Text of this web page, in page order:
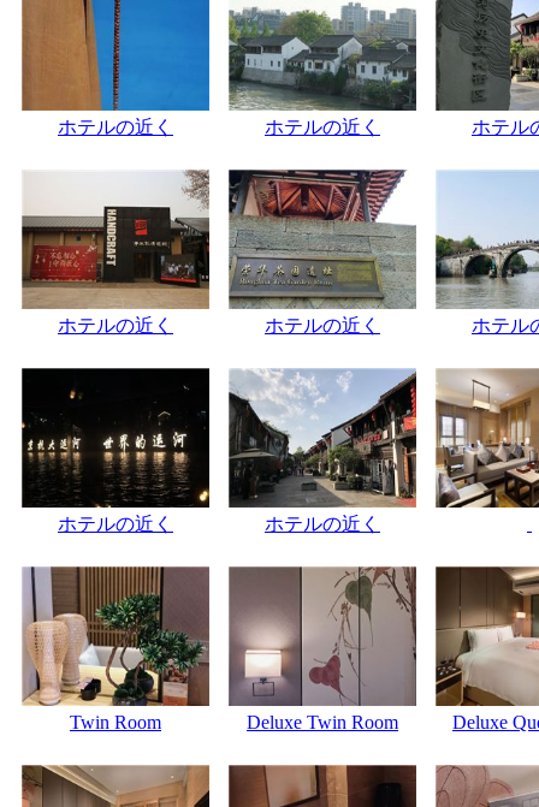
ホテルの近く ホテルの近く ホテル
ホテルの近く ホテルの近く ホテル
ホテルの近く ホテルの近く
Twin Room Deluxe Twin Room Deluxe